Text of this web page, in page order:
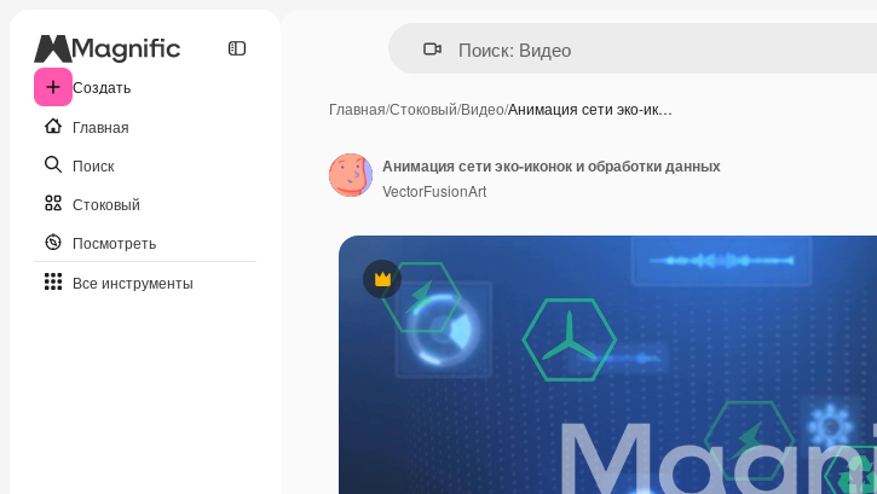
Создать
Главная
Поиск
Стоковый
Посмотреть
Все инструменты
Главная/Стоковый/Видео/Анимация сети эко-ик…
Премиум
Анимация сети эко-иконок и обработки данных
VectorFusionArt